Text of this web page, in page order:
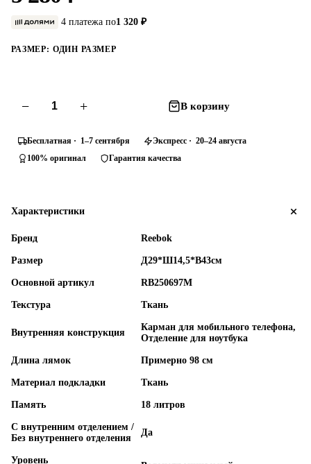
4 платежа по1 320 ₽
РАЗМЕР: ОДИН РАЗМЕР
− + В корзину
Бесплатная · 1–7 сентября
Экспресс · 20–24 августа
100% оригинал
Гарантия качества
Характеристики
Бренд Reebok
Размер Д29*Ш14,5*В43см
Основной артикул RB250697M
Текстура Ткань
Внутренняя конструкция
Карман для мобильного телефона,
Отделение для ноутбука
Длина лямок Примерно 98 см
Материал подкладки Ткань
Память 18 литров
С внутренним отделением /
Без внутреннего отделения
Да
Уровень